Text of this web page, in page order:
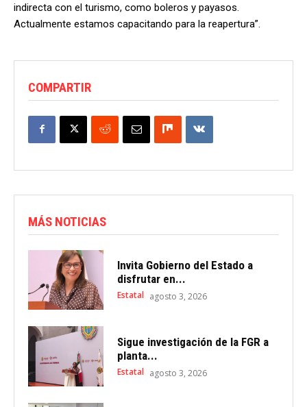
indirecta con el turismo, como boleros y payasos.
Actualmente estamos capacitando para la reapertura”.
COMPARTIR
MÁS NOTICIAS
Invita Gobierno del Estado a
disfrutar en...
Estatal agosto 3, 2026
Sigue investigación de la FGR a
planta...
Estatal agosto 3, 2026